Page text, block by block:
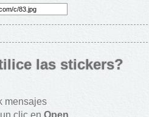
las stickers?
mensajes
clic en Open